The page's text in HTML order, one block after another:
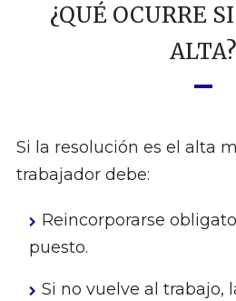
¿QUÉ OCURRE
ALTA?
Si la resolución es el alta
trabajador debe:
Reincorporarse
puesto.
Si no vuelve al trabajo,